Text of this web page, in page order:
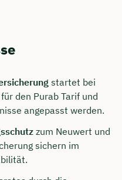
startet bei
den Purab Tarif und
angepasst werden.
zum Neuwert und
sichern im